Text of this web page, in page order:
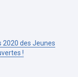
2020 des Jeunes
!